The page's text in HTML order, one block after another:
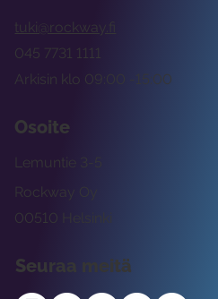
tuki@rockway.fi
Arkisin klo 09:00 -15:00
045 7731 1111
Osoite
Rockway Oy
Lemuntie 3-5
00510 Helsinki
Seuraa meitä